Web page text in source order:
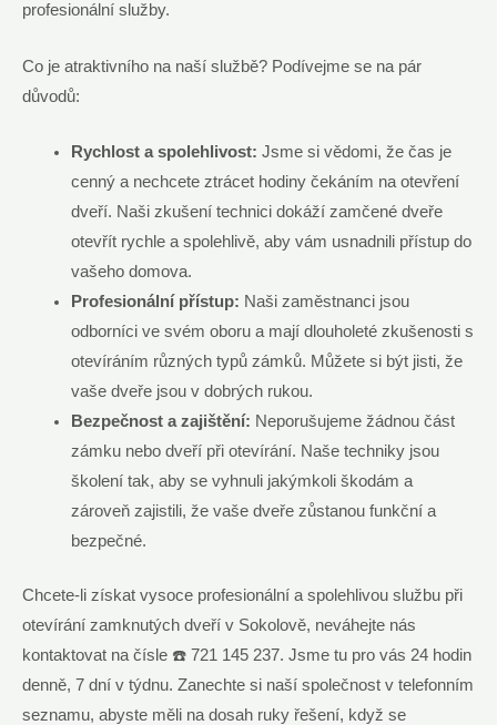
profesionální služby.
Co je atraktivního na naší službě? Podívejme se na pár
důvodů:
Rychlost a spolehlivost: Jsme si vědomi, že čas je
cenný a nechcete ztrácet hodiny čekáním na otevření
dveří. Naši zkušení technici dokáží zamčené dveře
otevřít rychle a spolehlivě, aby vám usnadnili přístup do
vašeho domova.
Profesionální přístup: Naši zaměstnanci jsou
odborníci ve svém oboru a mají dlouholeté zkušenosti s
otevíráním různých typů zámků. Můžete si být jisti, že
vaše dveře jsou v dobrých rukou.
Bezpečnost a zajištění: Neporušujeme žádnou část
zámku nebo dveří při otevírání. Naše techniky jsou
školení tak, aby se vyhnuli jakýmkoli škodám a
zároveň zajistili, že vaše dveře zůstanou funkční a
bezpečné.
Chcete-li získat vysoce profesionální a spolehlivou službu při
otevírání zamknutých dveří v Sokolově, neváhejte nás
kontaktovat na čísle ☎️ 721 145 237. Jsme tu pro vás 24 hodin
denně, 7 dní v týdnu. Zanechte si naší společnost v telefonním
seznamu, abyste měli na dosah ruky řešení, když se